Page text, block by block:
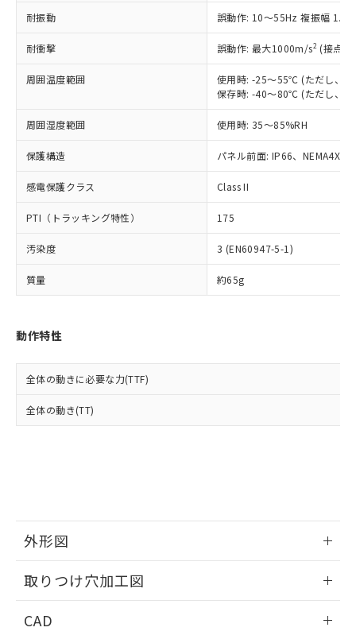
耐振動 誤動作: 10～55Hz 複振幅
耐衝撃 誤動作: 最大1000m/s2 (接点
周囲温度範囲
使用時: -25～55℃ (ただし、氷
保存時: -40～80℃ (ただし、氷
周囲湿度範囲 使用時: 35～85%RH
保護構造 パネル前面: IP66、NEMA4X,
感電保護クラス Class II
PTI（トラッキング特性） 175
汚染度 3 (EN60947-5-1)
質量 約65g
動作特性
全体の動きに必要な力(TTF)
全体の動き(TT)
外形図
取りつけ穴加工図
CAD
記載している更新日時点での社内デー
タに基づき作成されるものであり、閲
覧された時点での実際の在庫および標
準価格とは異なる場合があることをご
正式な納期状況および標準価格はお客
様のお取引先、またはお客様担当のオ
ムロン制御機器販売店・当社販売員に
オムロン制御機器販売店や当社販売拠
販売ネットワーク
」をご確認
ください。
在庫状況および標準価格結果を当社の
事前の承諾なく第三者に漏洩または開
示しないようお願いします。
マイパーツ機能（部品リスト作成サー
ビス）をご利用いただくには、I-Web
メンバーズにご登録されている必要が
および当社の共同利用者が、当社の製
品・サービスに関するお客様との取
をご了承ください。
※当社の共同利用者とは、"個人情報
鉛(Pb) 1000ppm以下、 水銀(Hg) 1000ppm以下、 カド
六価クロム(Cr(Ⅵ)) 1000ppm以下、ポリ臭化ビフェニル
類(PBB) 1000ppm以下、ポリ臭化ジフェニルエーテル類
(PBDE) 1000ppm以下、フタル酸ビス(2-エチルヘキシ
ル) (DEHP)(別名：DOP) 1000ppm以下、フタル酸ブチ
ルベンジル（BBP） 1000ppm以下、フタル酸ジブチル
（DBP） 1000ppm以下、フタル酸ジイソブチル
(DIBP) 1000ppm以下
但し、RoHS指令で産業用監視および制御機器に対する
適用除外項目は除く。
フタル酸エステル類の４物質については閾値を超える意
図的な使用がないことを確認しています。
※2 対応予定月
部品在庫の切り替え状況などにより、予定
月が前後することがあります。
下記の非含有証明書をダウンロードするこ
とができます。
EU RoHS指令（10物質）の非含有証明書
物質の対応では、対応完了までの期間は出
荷製品に未対応品が混在することから備考
既に当社にて対応品への在庫切替を完了
していることから、特段のことがない限
り、2022年1月12日より割愛しておりま
*中国RoHS10物質の基準値 (GB/T26572)：
Pb(鉛) :1000ppm、 Hg(水銀) : 1000ppm、 Cd(カドミウ
Cr(Ⅵ)(六価クロム) : 1000ppm、 PBBs(ポリ臭化ビフェ
ニル類) : 1000ppm、 PBDEs(ポリ臭化ジフェニルエーテ
ル) : 1000ppm、
DEHP(フタル酸ビス(2-エチルヘキシル)) : 1000ppm
※2 環境保護使用期限
「ｅ」：有害物質（10物質）のすべてが基
準値以下であることを示します。
「10」：通常の使用状況下において有害物
質が外部に漏えいし、環境に深刻な影響を
及ぼさない年数を意味します。
（以下｢規制貨物等」という）を輸出
または国外への提供する場合は、日本
国政府の輸出許可(または役務取引許
可)を取得するなどの必要な手続きを
当社は規制貨物を破棄する場合は、完
全に破砕するなど、違法に輸出されな
いよう必要な手段を講じます。
当社は貴社製品を、核兵器、ミサイ
ル、化学兵器、生物兵器またはその他
武器並びにこれらの製造装置等に一切
使用いたしません。
当社は、貴社製品を第三者に販売する
場合は、上記1、2および3の内容を当
該第三者に通知します。また当社は、
販売先および販売に係わる関係者が違
法に輸出するおそれがある場合は、取
り引きをいたしません。
○ 一定数以上の在庫あり
△ 一定数には満たないが在庫あり
在庫なし(最新の在庫状況につ
いては、お客様のお取引先、ま
たはお客様担当のオムロン制御
機器販売店・当社販売員にご確
認ください)
受注生産機種、また在庫状況の
情報を公開していない機種